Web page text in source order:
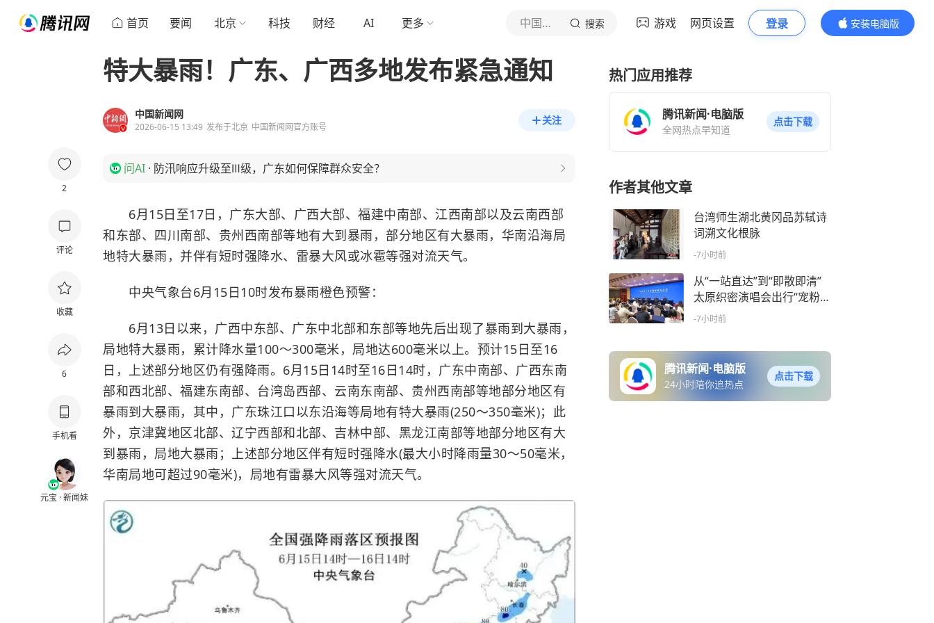
首页 要闻 北京 科技 财经 AI 更多 中国新闻网 搜索 游戏 网页设置 登录
安装电脑版
内容更精彩
2
评论
收藏
6
手机看
元宝 · 新闻妹
特大暴雨！广东、广西多地发布紧急通知
中国新闻网
2026-06-15 13:49 发布于北京 中国新闻网官方账号
关注
问AI · 防汛响应升级至Ⅲ级，广东如何保障群众安全？
6月15日至17日， 广东大部、 广西大部、福建中南部、江西南部以及云南西部
和东部、四川南部、贵州西南部等地有大到暴雨，部分地区有大暴雨，华南沿海局
地特大暴雨，并伴有短时强降水、雷暴大风或冰雹等强对流天气。
中央气象台6月15日10时发布暴雨橙色预警：
6月13日以来，广西中东部、广东中北部和东部等地先后出现了暴雨到大暴雨，
局地特大暴雨，累计降水量100～300毫米，局地达600毫米以上。预计15日至16
日，上述部分地区仍有强降雨。6月15日14时至16日14时，广东中南部、广西东南
部和西北部、福建东南部、台湾岛西部、云南东南部、贵州西南部等地部分地区有
暴雨到大暴雨，其中，广东珠江口以东沿海等局地有特大暴雨(250～350毫米)；此
外，京津冀地区北部、辽宁西部和北部、吉林中部、黑龙江南部等地部分地区有大
到暴雨，局地大暴雨；上述部分地区伴有短时强降水(最大小时降雨量30～50毫米，
华南局地可超过90毫米)，局地有雷暴大风等强对流天气。
热门应用推荐
腾讯新闻·电脑版
全网热点早知道
点击下载
作者其他文章
台湾师生湖北黄冈品苏轼诗
词溯文化根脉
-7小时前
从“一站直达”到“即散即清”
太原织密演唱会出行“宠粉
网”
-7小时前
腾讯新闻·电脑版
24小时陪你追热点
点击下载